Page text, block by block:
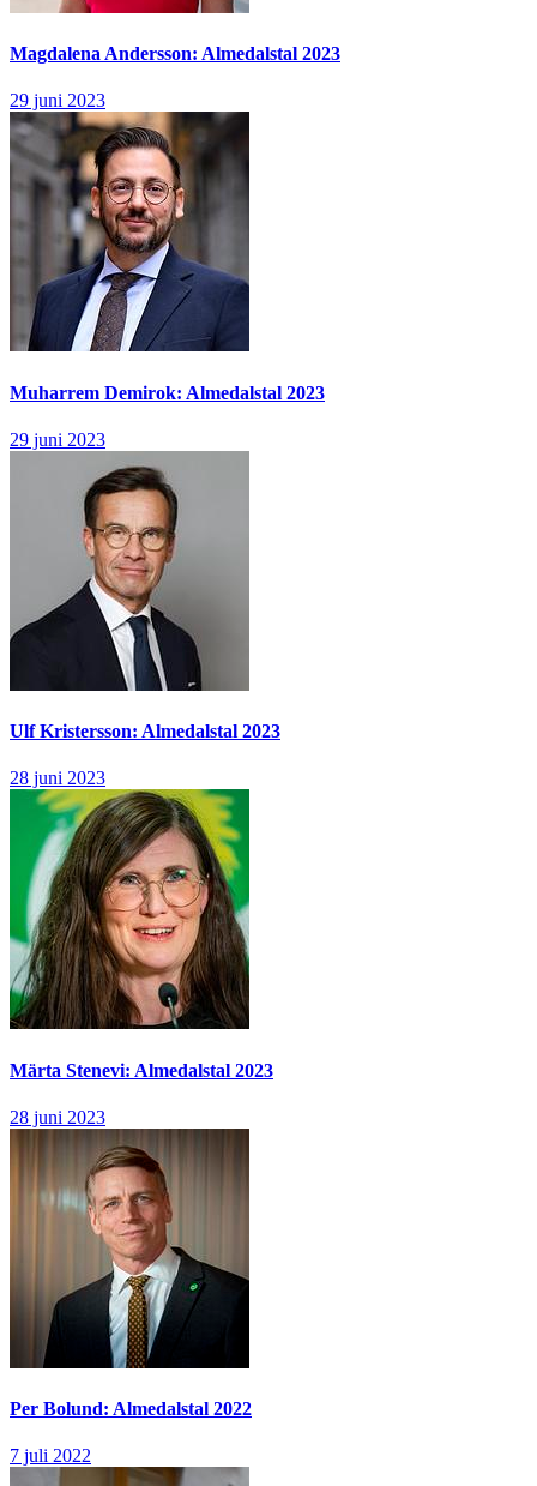
Magdalena Andersson: Almedalstal 2023
29 juni 2023
Muharrem Demirok: Almedalstal 2023
29 juni 2023
Ulf Kristersson: Almedalstal 2023
28 juni 2023
Märta Stenevi: Almedalstal 2023
28 juni 2023
Per Bolund: Almedalstal 2022
7 juli 2022